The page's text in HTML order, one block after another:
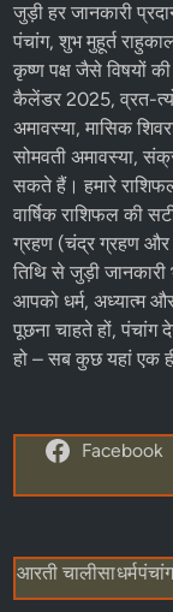
जुड़ी हर जानकारी
पंचांग, शुभ मुहूर्त
कृष्ण पक्ष जैसे विषयों
कैलेंडर 2025,व्रत-
अमावस्या, मासिक
सोमवती अमावस्या,
सकते हैं। हमारे
वार्षिक राशिफल की
ग्रहण (चंद्र ग्रहण और
तिथि से जुड़ी
आपको धर्म, अध्यात्म
पूछना चाहते हों, पंचांग
हो – सब कुछ यहां एक
Facebook
आरती चालीसाधर्मपंचांग